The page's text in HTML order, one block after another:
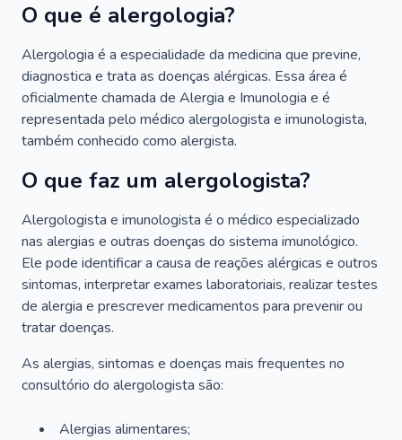
O que é alergologia?
Alergologia é a especialidade da medicina que previne,
diagnostica e trata as doenças alérgicas. Essa área é
oficialmente chamada de Alergia e Imunologia e é
representada pelo médico alergologista e imunologista,
também conhecido como alergista.
O que faz um alergologista?
Alergologista e imunologista é o médico especializado
nas alergias e outras doenças do sistema imunológico.
Ele pode identificar a causa de reações alérgicas e outros
sintomas, interpretar exames laboratoriais, realizar testes
de alergia e prescrever medicamentos para prevenir ou
tratar doenças.
As alergias, sintomas e doenças mais frequentes no
consultório do alergologista são:
Alergias alimentares;